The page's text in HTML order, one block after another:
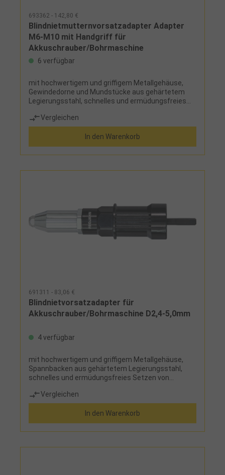
693362 - 142,80 €
Blindnietmutternvorsatzadapter Adapter
M6-M10 mit Handgriff für
Akkuschrauber/Bohrmaschine
6 verfügbar
mit hochwertigem und griffigem Metallgehäuse,
Gewindedorne und Mundstücke aus gehärtetem
Legierungsstahl, schnelles und ermüdungsfreies
Mundstück und Gewindedorn für Blindnietmuttern
M6, M8, M10, Handgriff und Wechselwerkzeug
Vergleichen
In den Warenkorb
691311 - 83,06 €
Blindnietvorsatzadapter für
Akkuschrauber/Bohrmaschine D2,4-5,0mm
4 verfügbar
mit hochwertigem und griffigem Metallgehäuse,
Spannbacken aus gehärtetem Legierungsstahl,
schnelles und ermüdungsfreies Setzen von
Nietschaftdurchmesser 2,4-5,0 mm
Vergleichen
In den Warenkorb